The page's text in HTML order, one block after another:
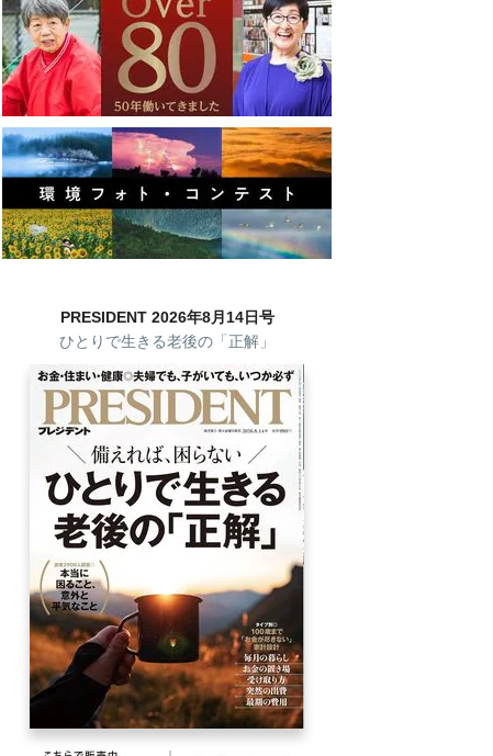
PRESIDENT 2026年8月14日号
ひとりで生きる老後の「正解」